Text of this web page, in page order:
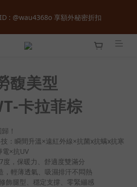
積會員等級最高享正價  ８  折起
: @wau4368o 享額外秘密折扣
即享免運 ‧ 首次加入會員立即獲得  ＄１
馥美型
卡拉菲棕
！
：瞬間升溫×遠紅外線×抗菌x抗螨x抗寒
電×抗UV
度，保暖力、舒適度雙滿分
，輕薄透氣、吸濕排汗不悶熱
飾腿型、穩定支撐、零緊繃感